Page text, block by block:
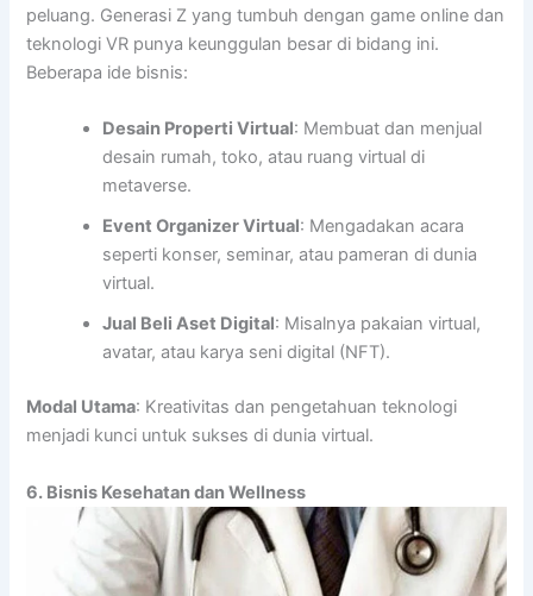
peluang. Generasi Z yang tumbuh dengan game online dan
teknologi VR punya keunggulan besar di bidang ini.
Beberapa ide bisnis:
Desain Properti Virtual: Membuat dan menjual
desain rumah, toko, atau ruang virtual di
metaverse.
Event Organizer Virtual: Mengadakan acara
seperti konser, seminar, atau pameran di dunia
virtual.
Jual Beli Aset Digital: Misalnya pakaian virtual,
avatar, atau karya seni digital (NFT).
Modal Utama: Kreativitas dan pengetahuan teknologi
menjadi kunci untuk sukses di dunia virtual.
6. Bisnis Kesehatan dan Wellness